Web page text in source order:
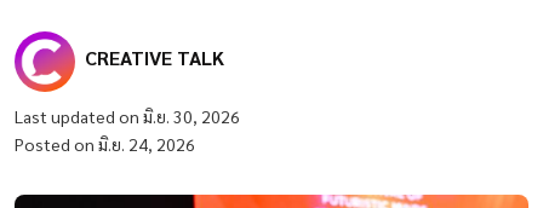
CREATIVE TALK
Last updated on มิ.ย. 30, 2026
Posted on มิ.ย. 24, 2026